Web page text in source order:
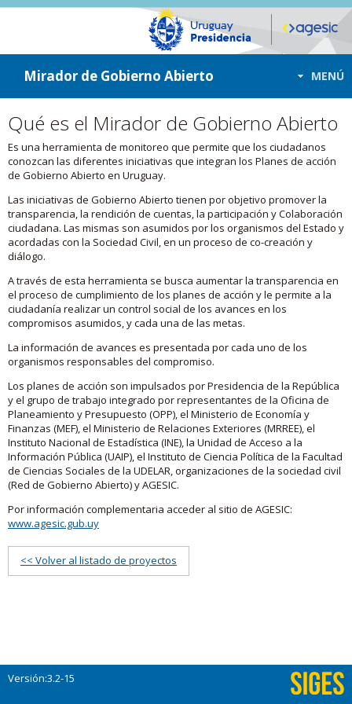
ir a contenido
ir al menú
Mirador de Gobierno Abierto MENÚ
Qué es el Mirador de Gobierno Abierto
Es una herramienta de monitoreo que permite que los ciudadanos
conozcan las diferentes iniciativas que integran los Planes de acción
de Gobierno Abierto en Uruguay.
Las iniciativas de Gobierno Abierto tienen por objetivo promover la
transparencia, la rendición de cuentas, la participación y Colaboración
ciudadana. Las mismas son asumidos por los organismos del Estado y
acordadas con la Sociedad Civil, en un proceso de co-creación y
diálogo.
A través de esta herramienta se busca aumentar la transparencia en
el proceso de cumplimiento de los planes de acción y le permite a la
ciudadanía realizar un control social de los avances en los
compromisos asumidos, y cada una de las metas.
La información de avances es presentada por cada uno de los
organismos responsables del compromiso.
Los planes de acción son impulsados por Presidencia de la República
y el grupo de trabajo integrado por representantes de la Oficina de
Planeamiento y Presupuesto (OPP), el Ministerio de Economía y
Finanzas (MEF), el Ministerio de Relaciones Exteriores (MRREE), el
Instituto Nacional de Estadística (INE), la Unidad de Acceso a la
Información Pública (UAIP), el Instituto de Ciencia Política de la Facultad
de Ciencias Sociales de la UDELAR, organizaciones de la sociedad civil
(Red de Gobierno Abierto) y AGESIC.
Por información complementaria acceder al sitio de AGESIC:
www.agesic.gub.uy
<< Volver al listado de proyectos
Versión:3.2-15